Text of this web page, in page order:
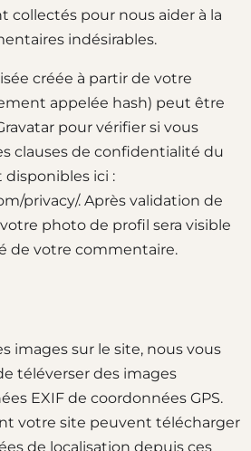
collectés pour nous aider à la
indésirables.
créée à partir de votre
appelée hash) peut être
pour vérifier si vous
clauses de confidentialité du
disponibles ici :
privacy/. Après validation de
photo de profil sera visible
de votre commentaire.
images sur le site, nous vous
téléverser des images
EXIF de coordonnées GPS.
votre site peuvent télécharger
de localisation depuis ces